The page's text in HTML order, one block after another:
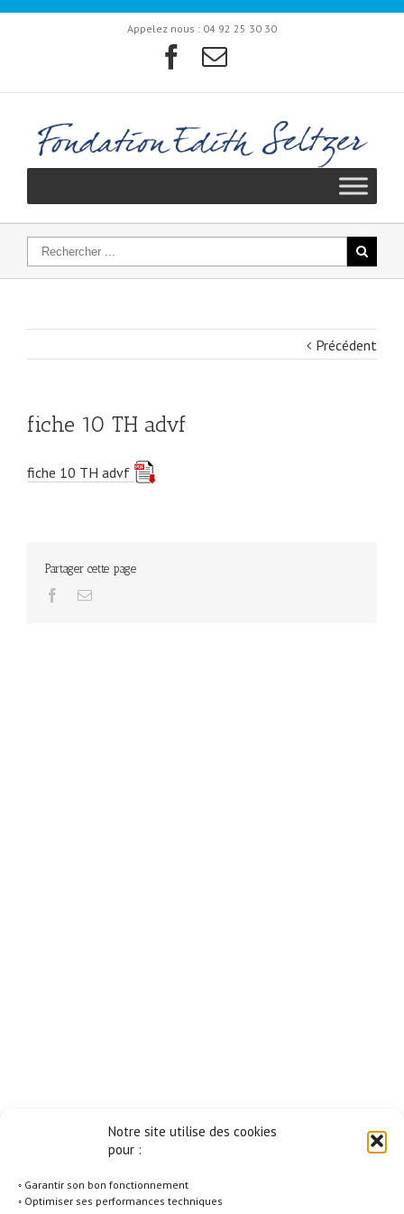
Notre site utilise des cookies
pour :
◦ Garantir son bon fonctionnement
◦ Optimiser ses performances techniques
Appelez nous : 04 92 25 30 30
Précédent
fiche 10 TH advf
fiche 10 TH advf
Partager cette page